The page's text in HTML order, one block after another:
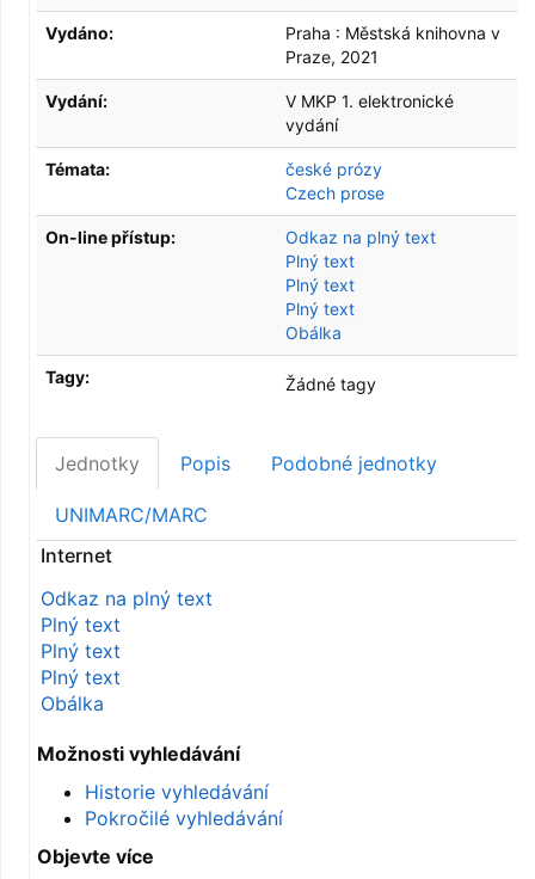
Vydáno: Praha : Městská knihovna v
Praze, 2021
Vydání:
V MKP 1. elektronické
vydání
Témata:
české prózy
Czech prose
On-line přístup:
Odkaz na plný text
Plný text
Plný text
Plný text
Obálka
Tagy: Žádné tagy
Jednotky Popis Podobné jednotky
UNIMARC/MARC
Internet
Odkaz na plný text
Plný text
Plný text
Plný text
Obálka
Možnosti vyhledávání
Historie vyhledávání
Pokročilé vyhledávání
Objevte více